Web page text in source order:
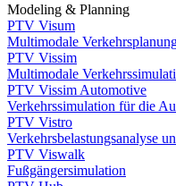
Modeling & Planning
PTV Visum
Multimodale
PTV Vissim
Multimodale
PTV Vissim Automotive
Verkehrssimulation für die
PTV Vistro
Verkehrsbelastungsanalyse
PTV Viswalk
Fußgängersimulation